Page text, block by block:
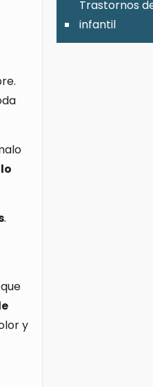
.
y
Trastornos
infantil